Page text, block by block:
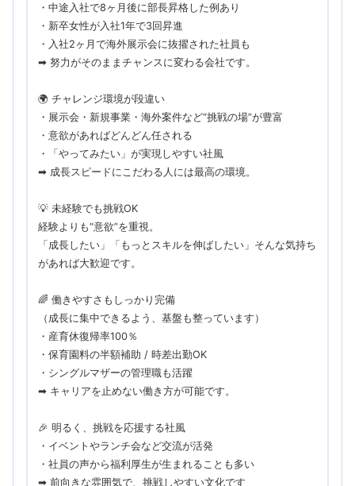
・中途入社で8ヶ月後に部長昇格した例あり
・新卒女性が入社1年で3回昇進
・入社2ヶ月で海外展示会に抜擢された社員も
➡ 努力がそのままチャンスに変わる会社です。
🌍 チャレンジ環境が段違い
・展示会・新規事業・海外案件など“挑戦の場”が豊富
・意欲があればどんどん任される
・「やってみたい」が実現しやすい社風
➡ 成長スピードにこだわる人には最高の環境。
💡 未経験でも挑戦OK
経験よりも“意欲”を重視。
「成長したい」「もっとスキルを伸ばしたい」そんな気持ち
があれば大歓迎です。
🌈 働きやすさもしっかり完備
（成長に集中できるよう、基盤も整っています）
・産育休復帰率100％
・保育園料の半額補助 / 時差出勤OK
・シングルマザーの管理職も活躍
➡ キャリアを止めない働き方が可能です。
🎉 明るく、挑戦を応援する社風
・イベントやランチ会など交流が活発
・社員の声から福利厚生が生まれることも多い
➡ 前向きな雰囲気で、挑戦しやすい文化です